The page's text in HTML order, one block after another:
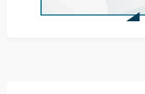
вибрация внутри корпуса.
Сервис Powercom